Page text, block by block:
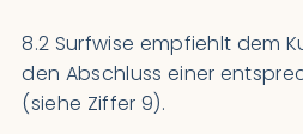
8.2 Surfwise empfiehlt dem
den Abschluss einer
(siehe Ziffer 9).